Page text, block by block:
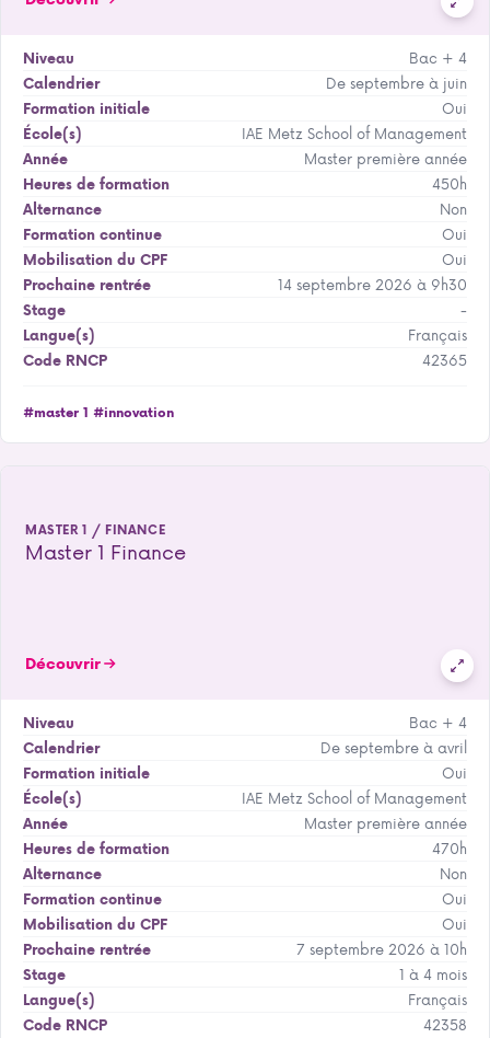
Niveau
Bac + 4
Calendrier
De septembre à juin
Formation initiale
Oui
École(s)
IAE Metz School of Management
Année
Master première année
Heures de formation
450h
Alternance
Non
Formation continue
Oui
Mobilisation du CPF
Oui
Prochaine rentrée
14 septembre 2026 à 9h30
Stage
-
Langue(s)
Français
Code RNCP
42365
#master 1 #innovation
MASTER 1 / FINANCE
Master 1 Finance
Découvrir
Niveau
Bac + 4
Calendrier
De septembre à avril
Formation initiale
Oui
École(s)
IAE Metz School of Management
Année
Master première année
Heures de formation
470h
Alternance
Non
Formation continue
Oui
Mobilisation du CPF
Oui
Prochaine rentrée
7 septembre 2026 à 10h
Stage
1 à 4 mois
Langue(s)
Français
Code RNCP
42358